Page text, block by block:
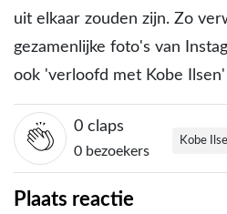
uit elkaar zouden zijn. Zo
gezamenlijke foto's van
ook 'verloofd met Kobe
0 claps
0 bezoekers
Kobe
Plaats reactie